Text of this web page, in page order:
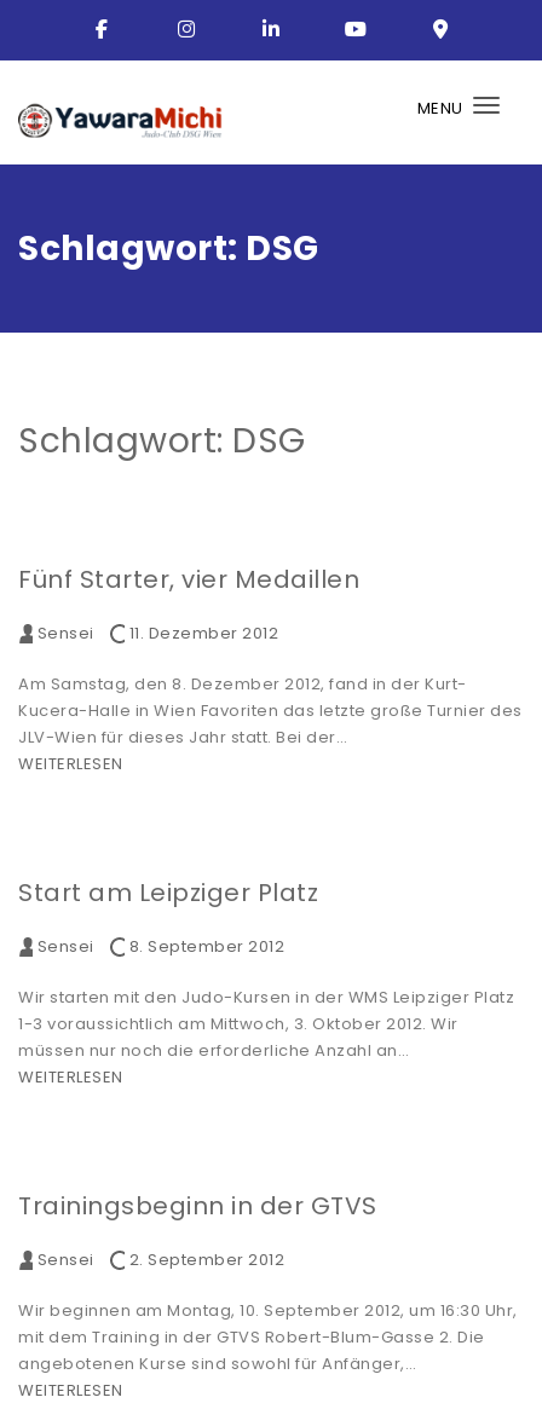
MENU
Schlagwort: DSG
Schlagwort: DSG
Fünf Starter, vier Medaillen
Sensei 11. Dezember 2012
Am Samstag, den 8. Dezember 2012, fand in der Kurt-
Kucera-Halle in Wien Favoriten das letzte große Turnier des
JLV-Wien für dieses Jahr statt. Bei der…
WEITERLESEN
Start am Leipziger Platz
Sensei 8. September 2012
Wir starten mit den Judo-Kursen in der WMS Leipziger Platz
1-3 voraussichtlich am Mittwoch, 3. Oktober 2012. Wir
müssen nur noch die erforderliche Anzahl an…
WEITERLESEN
Trainingsbeginn in der GTVS
Sensei 2. September 2012
Wir beginnen am Montag, 10. September 2012, um 16:30 Uhr,
mit dem Training in der GTVS Robert-Blum-Gasse 2. Die
angebotenen Kurse sind sowohl für Anfänger,…
WEITERLESEN